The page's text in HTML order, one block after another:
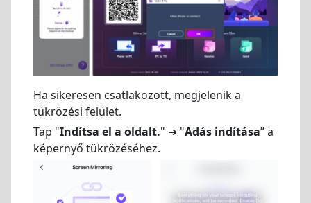
Ha sikeresen csatlakozott, megjelenik a
tükrözési felület.
Tap "Indítsa el a oldalt." ➜ "Adás indítása” a
képernyő tükrözéséhez.